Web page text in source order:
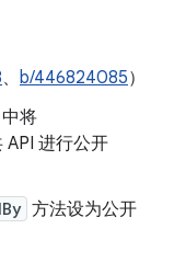
、 b/446824085）
中将
API 进行公开
方法设为公开